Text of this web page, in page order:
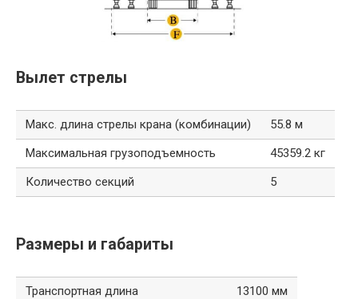
Вылет стрелы
Макс. длина стрелы крана (комбинации)
55.8 м
Максимальная грузоподъемность
45359.2 кг
Количество секций
5
Размеры и габариты
Транспортная длина
13100 мм